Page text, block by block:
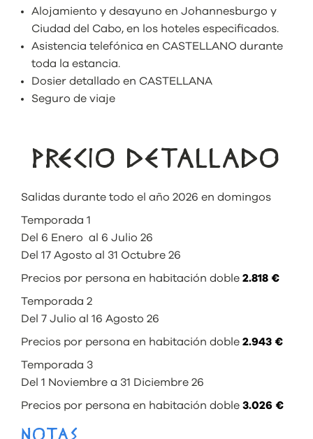
Alojamiento y desayuno en Johannesburgo y
Ciudad del Cabo, en los hoteles especificados.
Asistencia telefónica en CASTELLANO durante
toda la estancia.
Dosier detallado en CASTELLANA
Seguro de viaje
PRECIO DETALLADO
Salidas durante todo el año 2026 en domingos
Temporada 1
Del 6 Enero al 6 Julio 26
Del 17 Agosto al 31 Octubre 26
Precios por persona en habitación doble 2.818 €
Temporada 2
Del 7 Julio al 16 Agosto 26
Precios por persona en habitación doble 2.943 €
Temporada 3
Del 1 Noviembre a 31 Diciembre 26
Precios por persona en habitación doble 3.026 €